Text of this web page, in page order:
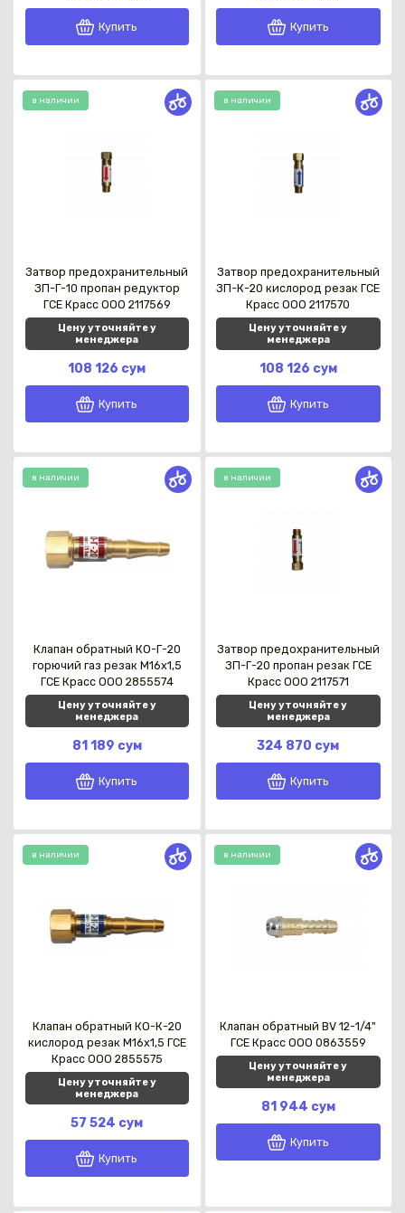
Купить Купить
в наличии
Затвор предохранительный
ЗП-Г-10 пропан редуктор
ГСЕ Красс OOO 2117569
Цену уточняйте у
менеджера
108 126 сум
Купить
в наличии
Затвор предохранительный
ЗП-К-20 кислород резак ГСЕ
Красс OOO 2117570
Цену уточняйте у
менеджера
108 126 сум
Купить
в наличии
Клапан обратный КО-Г-20
горючий газ резак М16х1,5
ГСЕ Красс OOO 2855574
Цену уточняйте у
менеджера
81 189 сум
Купить
в наличии
Затвор предохранительный
ЗП-Г-20 пропан резак ГСЕ
Красс OOO 2117571
Цену уточняйте у
менеджера
324 870 сум
Купить
в наличии
Клапан обратный КО-К-20
кислород резак M16x1,5 ГСЕ
Красс OOO 2855575
Цену уточняйте у
менеджера
57 524 сум
Купить
в наличии
Клапан обратный BV 12-1/4"
ГСЕ Красс OOO 0863559
Цену уточняйте у
менеджера
81 944 сум
Купить